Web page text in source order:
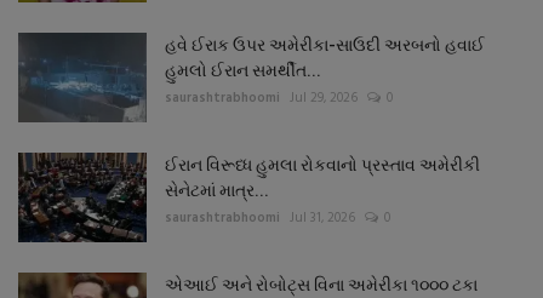
હવે ઈરાક ઉપર અમેરીકા-સાઉદી અરબનો હવાઈ
હુમલો ઈરાન સમર્થીત...
saurashtrabhoomi Jul 29, 2026 0
ઈરાન વિરૂધ્ધ હુમલા રોકવાનો પ્રસ્તાવ અમેરીકી
સેનેટમાં માત્ર...
saurashtrabhoomi Jul 31, 2026 0
એઆઈ અને રોબોટ્સ વિના અમેરીકા ૧૦૦૦ ટકા